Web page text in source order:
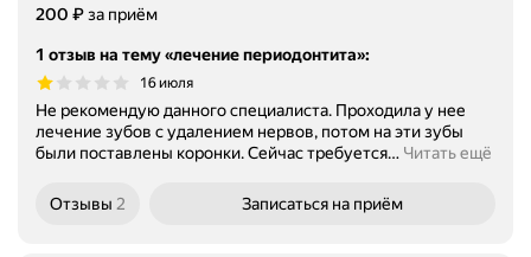
Цена
200 ₽за приём
1 отзыв на тему «лечение периодонтита»:
16 июля
Не рекомендую данного специалиста. Проходила у нее
лечение зубов с удалением нервов, потом на эти зубы
были поставлены коронки. Сейчас требуется… Читать ещё
Отзывы 2 Записаться на приём